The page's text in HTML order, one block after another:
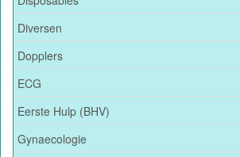
Diversen
Dopplers
ECG
Eerste Hulp (BHV)
Gynaecologie